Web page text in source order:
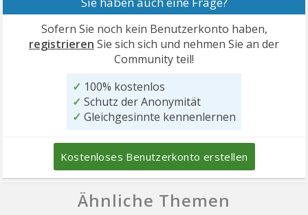
Sofern Sie noch kein Benutzerkonto haben,
registrieren Sie sich sich und nehmen Sie an der
Community teil!
✓ 100% kostenlos
✓ Schutz der Anonymität
✓ Gleichgesinnte kennenlernen
Kostenloses Benutzerkonto erstellen
Ähnliche Themen